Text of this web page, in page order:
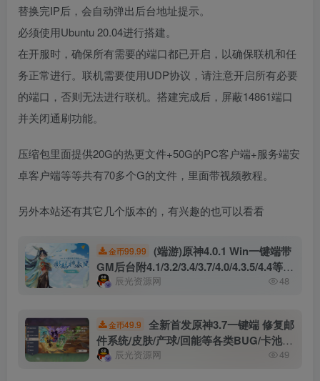
替换完IP后，会自动弹出后台地址提示。
必须使用Ubuntu 20.04进行搭建。
在开服时，确保所有需要的端口都已开启，以确保联机和任
务正常进行。联机需要使用UDP协议，请注意开启所有必要
的端口，否则无法进行联机。搭建完成后，屏蔽14861端口
并关闭通刷功能。
压缩包里面提供20G的热更文件+50G的PC客户端+服务端安
卓客户端等等共有70多个G的文件，里面带视频教程。
另外本站还有其它几个版本的，有兴趣的也可以看看
金币99.99
(端游)原神4.0.1 Win一键端带
GM后台附4.1/3.2/3.4/3.7/4.0/4.3.5/4.4等一
键端及虚拟机多个版本
辰光资源网 48
金币49.9
全新首发原神3.7一键端 修复邮
件系统/皮肤/产球/回能等各类BUG/卡池可
随意改 内附GM工具及视频架设教程 PC
辰光资源网 49